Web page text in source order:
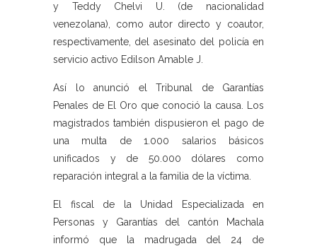
y Teddy Chelvi U. (de nacionalidad
venezolana), como autor directo y coautor,
respectivamente, del asesinato del policía en
servicio activo Edilson Amable J.
Así lo anunció el Tribunal de Garantías
Penales de El Oro que conoció la causa. Los
magistrados también dispusieron el pago de
una multa de 1.000 salarios básicos
unificados y de 50.000 dólares como
reparación integral a la familia de la víctima.
El fiscal de la Unidad Especializada en
Personas y Garantías del cantón Machala
informó que la madrugada del 24 de